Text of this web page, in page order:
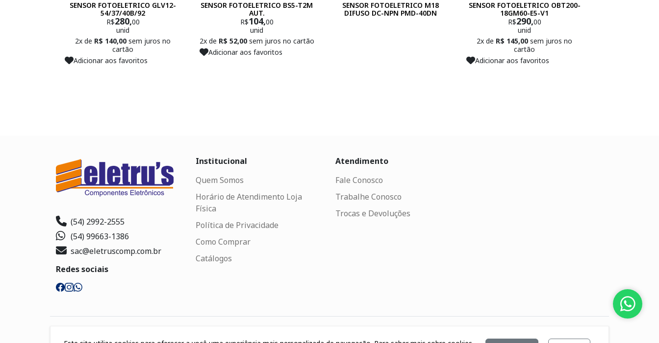
SENSOR FOTOELETRICO GLV12-
54/37/40B/92
R$280,00
unid
2x de R$ 140,00 sem juros no
cartão
Adicionar aos favoritos
SENSOR FOTOELETRICO BS5-T2M
AUT.
R$104,00
unid
2x de R$ 52,00sem juros no cartão
Adicionar aos favoritos
SENSOR FOTOELETRICO M18
DIFUSO DC-NPN PMD-40DN
SENSOR FOTOELETRICO OBT200-
18GM60-E5-V1
R$290,00
unid
2x de R$ 145,00 sem juros no
cartão
Adicionar aos favoritos
(54) 2992-2555
(54) 99663-1386
sac@eletruscomp.com.br
Redes sociais
Institucional
Quem Somos
Horário de Atendimento Loja
Física
Política de Privacidade
Como Comprar
Catálogos
Atendimento
Fale Conosco
Trabalhe Conosco
Trocas e Devoluções
Segurança